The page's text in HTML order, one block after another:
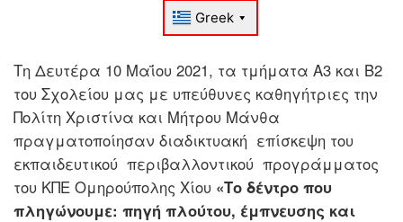
Τη Δευτέρα 10 Μαΐου 2021, τα τμήματα Α3 και Β2
του Σχολείου μας με υπεύθυνες καθηγήτριες την
Πολίτη Χριστίνα και Μήτρου Μάνθα
πραγματοποίησαν διαδικτυακή επίσκεψη του
εκπαιδευτικού περιβαλλοντικού προγράμματος
του ΚΠΕ Ομηρούπολης Χίου «Το δέντρο που
πληγώνουμε: πηγή πλούτου, έμπνευσης και